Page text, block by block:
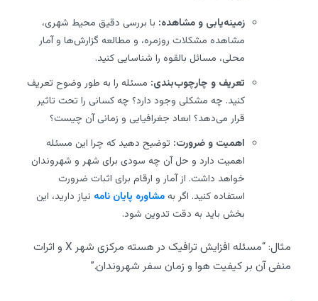
زمینه‌یابی و مشاهده:با بررسی دقیق محیط شهری،
مشاهده مشکلات روزمره، و مطالعه گزارش‌ها و آمار
محلی، مسائل بالقوه را شناسایی کنید.
تعریف و چارچوب‌بندی:مسئله را به طور وضوح تعریف
کنید. چه مشکلی وجود دارد؟ چه کسانی را تحت تاثیر
قرار می‌دهد؟ ابعاد جغرافیایی و زمانی آن چیست؟
اهمیت و ضرورت:توضیح دهید که چرا این مسئله
اهمیت دارد و حل آن چه سودی برای شهر و شهروندان
خواهد داشت. از آمار و ارقام برای اثبات ضرورت
استفاده کنید. اگر بهمشاوره پایان نامهنیاز دارید، این
بخش باید به دقت تدوین شود.
مثال: “مسئله افزایش ترافیک در هسته مرکزی شهر X و اثرات
منفی آن بر کیفیت هوا و زمان سفر شهروندان.”